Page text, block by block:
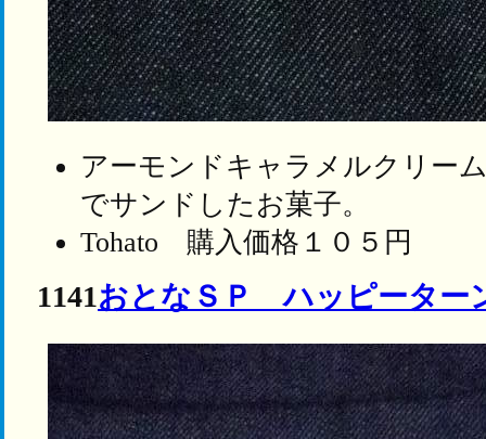
アーモンドキャラメルクリー
でサンドしたお菓子。
Tohato 購入価格１０５円
1141おとなＳＰ ハッピーター